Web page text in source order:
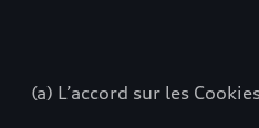
(a) L’accord sur les